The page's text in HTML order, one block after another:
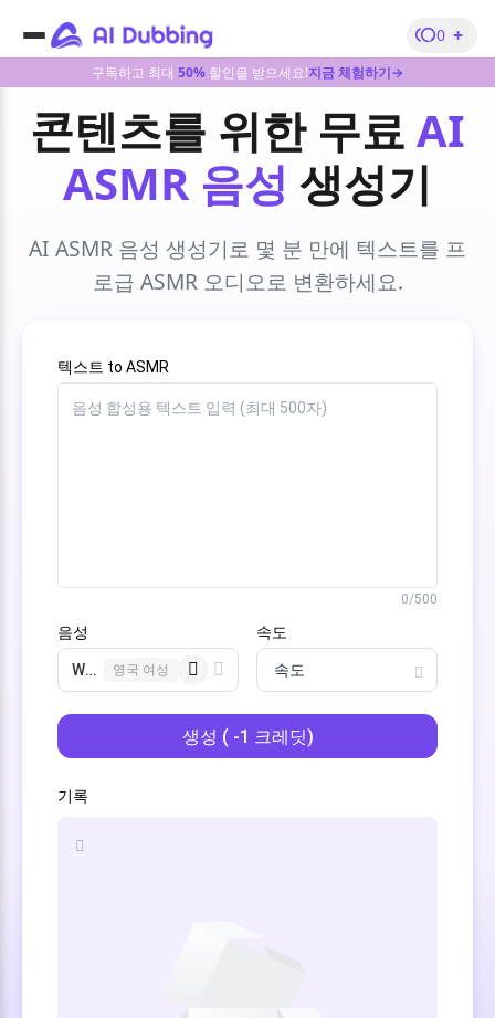
구독하고 최대 50% 할인을 받으세요!지금 체험하기→
0 +
콘텐츠를 위한 무료 AI
ASMR 음성 생성기
AI ASMR 음성 생성기로 몇 분 만에 텍스트를 프
로급 ASMR 오디오로 변환하세요.
텍스트 to ASMR
0/500
음성
Whispering Girl 영국 여성
속도
생성 ( -1 크레딧)
기록